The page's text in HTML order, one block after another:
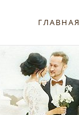
ГЛАВНАЯ